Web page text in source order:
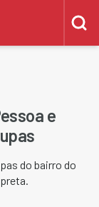
e
do bairro do